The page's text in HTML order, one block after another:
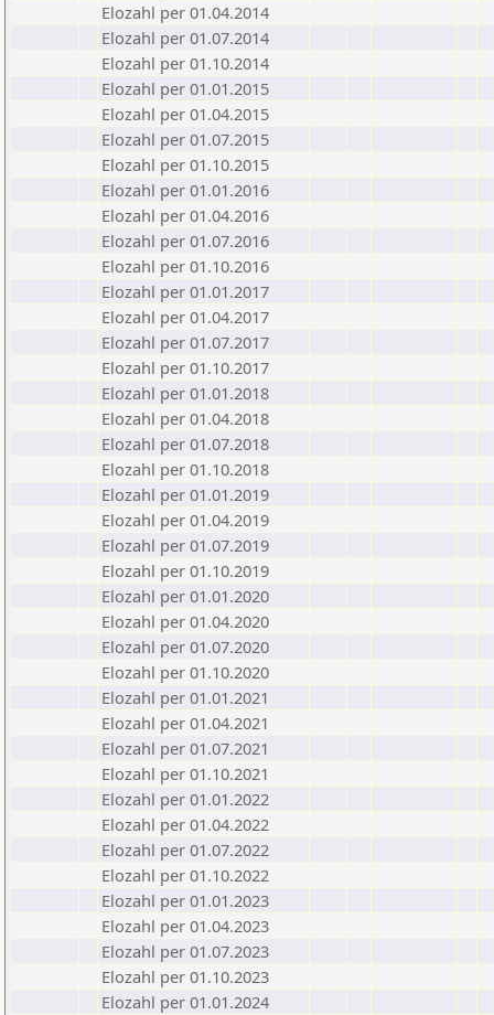
Elozahl per 01.04.2014
Elozahl per 01.07.2014
Elozahl per 01.10.2014
Elozahl per 01.01.2015
Elozahl per 01.04.2015
Elozahl per 01.07.2015
Elozahl per 01.10.2015
Elozahl per 01.01.2016
Elozahl per 01.04.2016
Elozahl per 01.07.2016
Elozahl per 01.10.2016
Elozahl per 01.01.2017
Elozahl per 01.04.2017
Elozahl per 01.07.2017
Elozahl per 01.10.2017
Elozahl per 01.01.2018
Elozahl per 01.04.2018
Elozahl per 01.07.2018
Elozahl per 01.10.2018
Elozahl per 01.01.2019
Elozahl per 01.04.2019
Elozahl per 01.07.2019
Elozahl per 01.10.2019
Elozahl per 01.01.2020
Elozahl per 01.04.2020
Elozahl per 01.07.2020
Elozahl per 01.10.2020
Elozahl per 01.01.2021
Elozahl per 01.04.2021
Elozahl per 01.07.2021
Elozahl per 01.10.2021
Elozahl per 01.01.2022
Elozahl per 01.04.2022
Elozahl per 01.07.2022
Elozahl per 01.10.2022
Elozahl per 01.01.2023
Elozahl per 01.04.2023
Elozahl per 01.07.2023
Elozahl per 01.10.2023
Elozahl per 01.01.2024